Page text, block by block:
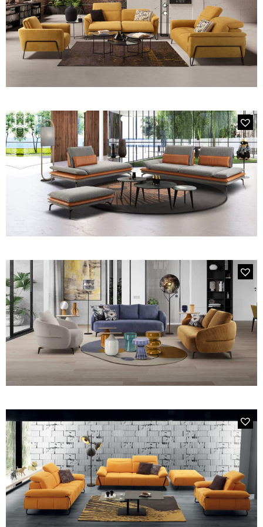
Canapés convertibles
Canapés d'angle
Canapés droits
Canapés modulables
Canapés relax
Canapés 2 places
Canapés 3 places
Canapés 4 places
Canapés panoramiques
Fauteuils
Poufs
CANAPÉS
Tous les produits
FAUTEUILS ET POUFS
Tous les produits
Voir tous les produits et collections
MODÈLE 237E GOLF
MODÈLE 2327 SUZUKA
Canapé 3 places en coloris 1 cuir cognac 4037 et coloris 2 tissu
gris GRC 93
MODÈLE P115 TARGA